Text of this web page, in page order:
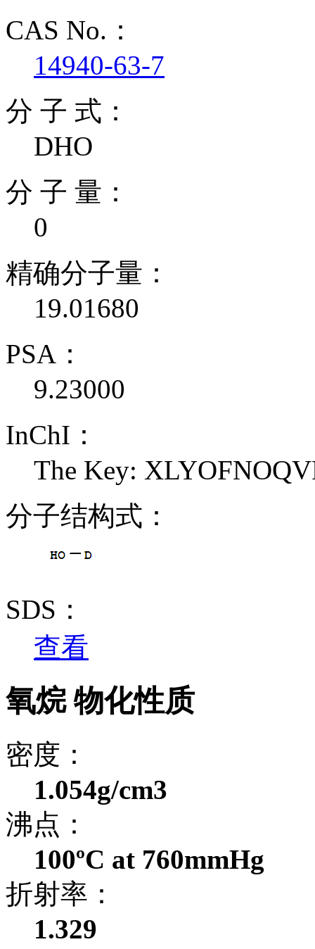
CAS No.：
14940-63-7
分 子 式：
DHO
分 子 量：
0
精确分子量：
19.01680
PSA：
9.23000
InChI：
The Key:
分子结构式：
SDS：
查看
氧烷 物化性质
密度：
1.054g/cm3
沸点：
100ºC at 760mmHg
折射率：
1.329